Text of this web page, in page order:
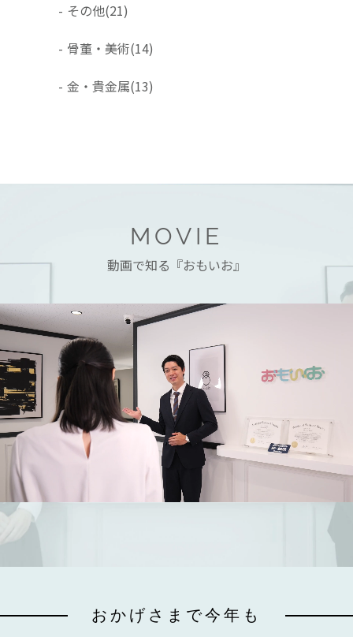
- その他(21)
- 骨董・美術(14)
- 金・貴金属(13)
MOVIE
動画で知る『おもいお』
おかげさまで今年も